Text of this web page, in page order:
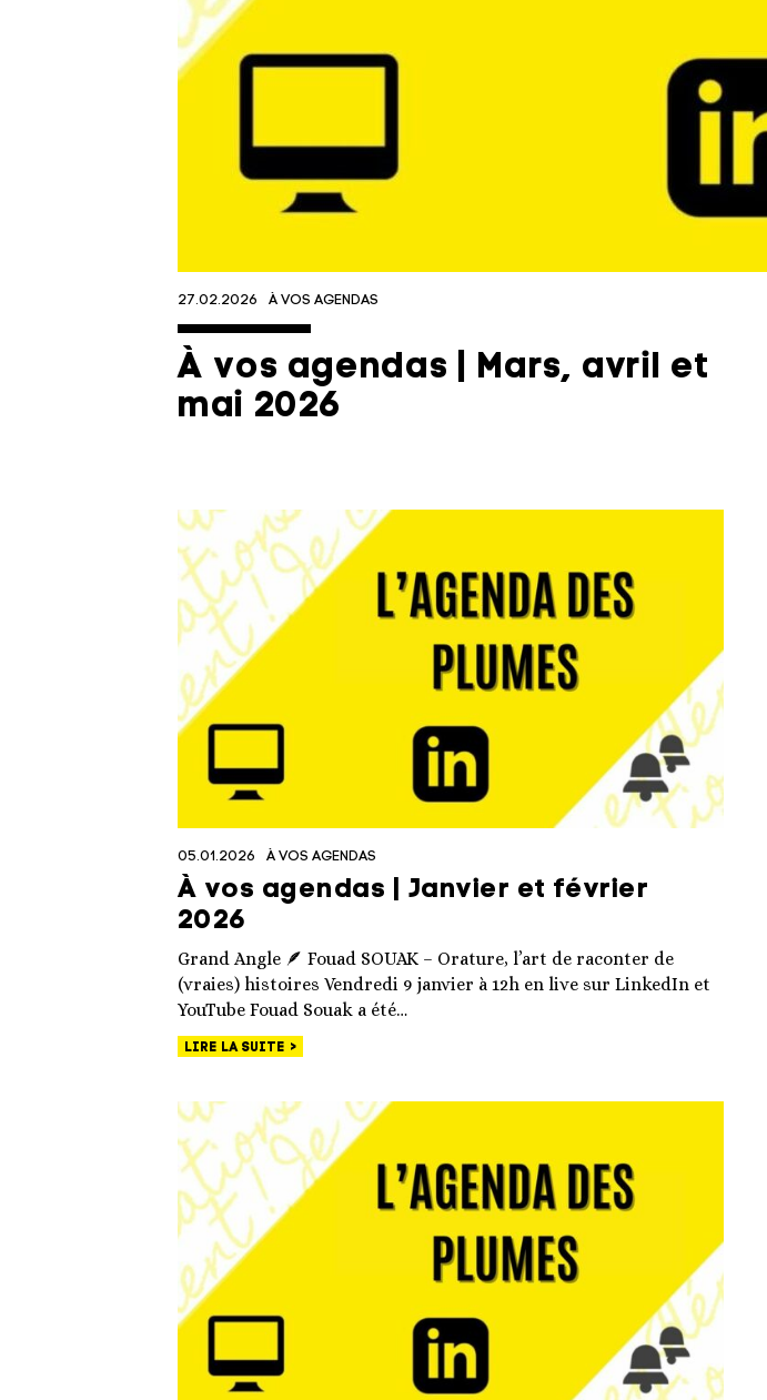
27.02.2026 À VOS AGENDAS
À vos agendas | Mars, avril et
mai 2026
05.01.2026 À VOS AGENDAS
À vos agendas | Janvier et février
2026
Grand Angle 🪶 Fouad SOUAK – Orature, l’art de raconter de
(vraies) histoires Vendredi 9 janvier à 12h en live sur LinkedIn et
YouTube Fouad Souak a été…
LIRE LA SUITE